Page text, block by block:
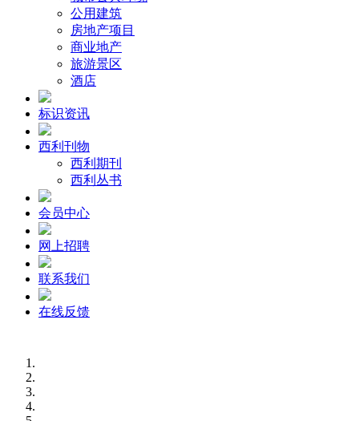
公用建筑
房地产项目
商业地产
旅游景区
酒店
标识资讯
西利刊物
西利期刊
西利丛书
会员中心
网上招聘
联系我们
在线反馈